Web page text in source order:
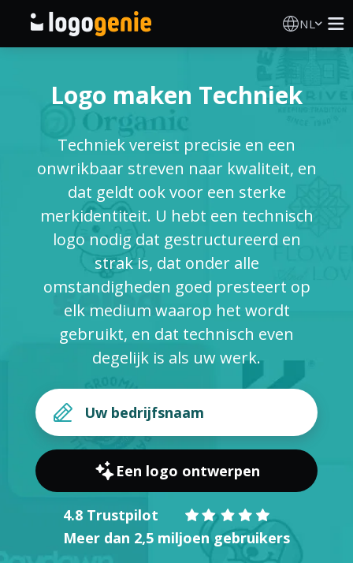
NL
AI logogenerator
Logo-ideeën
Gedrukte producten
Blog
INLOGGEN
Logo maken Techniek
Techniek vereist precisie en een
onwrikbaar streven naar kwaliteit, en
dat geldt ook voor een sterke
merkidentiteit. U hebt een technisch
logo nodig dat gestructureerd en
strak is, dat onder alle
omstandigheden goed presteert op
elk medium waarop het wordt
gebruikt, en dat technisch even
degelijk is als uw werk.
Een logo ontwerpen
4.8 Trustpilot
Meer dan 2,5 miljoen gebruikers